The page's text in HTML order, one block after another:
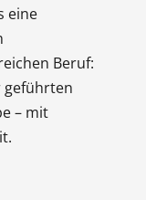
eine
Beruf:
geführten
– mit